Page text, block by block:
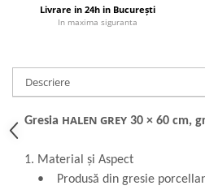
SIFOANE MONARCH
SITE / COSURI INOX
STYLUX
TOCATOARE
VARIANT
ZOOM
Electrocasnice pentru bucătărie
Mixere și blendere
Livrare in 24h in București
In maxima siguranta
Descriere
Gresia HALEN GREY 30 × 60 cm,
1. Material și Aspect
• Produsă din gresie